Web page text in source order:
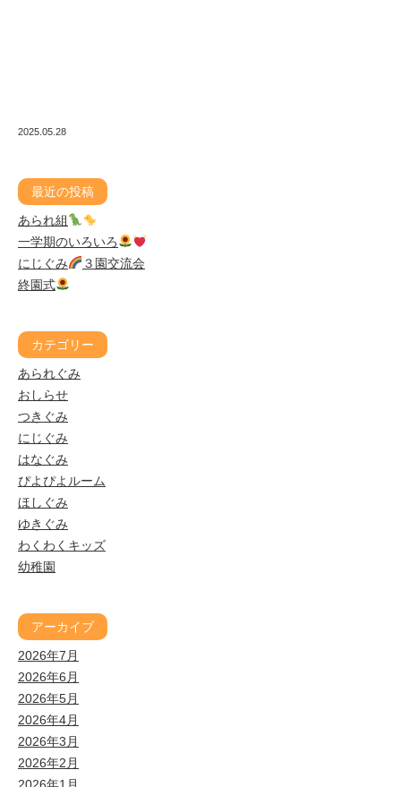
2025.05.28
最近の投稿
あられ組
一学期のいろいろ
にじぐみ
３園交流会
終園式
カテゴリー
あられぐみ
おしらせ
つきぐみ
にじぐみ
はなぐみ
ぴよぴよルーム
ほしぐみ
ゆきぐみ
わくわくキッズ
幼稚園
アーカイブ
2026年7月
2026年6月
2026年5月
2026年4月
2026年3月
2026年2月